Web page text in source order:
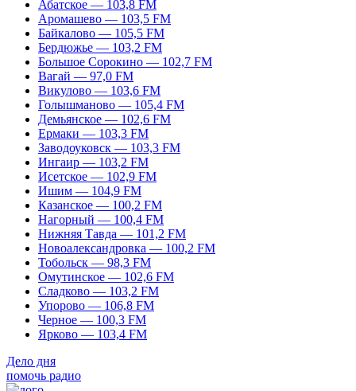
Абатское — 103,8 FM
Аромашево — 103,5 FM
Байкалово — 105,5 FM
Бердюжье — 103,2 FM
Большое Сорокино — 102,7 FM
Вагай — 97,0 FM
Викулово — 103,6 FM
Голышманово — 105,4 FM
Демьянское — 102,6 FM
Ермаки — 103,3 FM
Заводоуковск — 103,3 FM
Ингаир — 103,2 FM
Исетское — 102,9 FM
Ишим — 104,9 FM
Казанское — 100,2 FM
Нагорный — 100,4 FM
Нижняя Тавда — 101,2 FM
Новоалександровка — 100,2 FM
Тобольск — 98,3 FM
Омутинское — 102,6 FM
Сладково — 103,2 FM
Упорово — 106,8 FM
Черное — 100,3 FM
Ярково — 103,4 FM
Дело дня
помочь радио